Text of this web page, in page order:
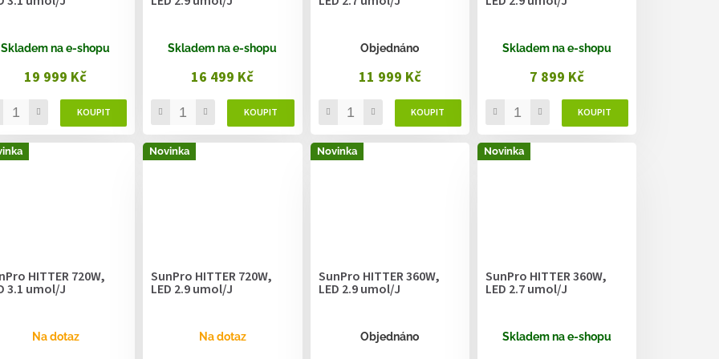
Skladem na e-shopu
19 999 Kč
Skladem na e-shopu
16 499 Kč
Objednáno
11 999 Kč
Skladem na e-shopu
7 899 Kč
HITTER 720W,
3.1 umol/J
Na dotaz
Novinka
SunPro HITTER 720W,
LED 2.9 umol/J
Na dotaz
Novinka
SunPro HITTER 360W,
LED 2.9 umol/J
Objednáno
Novinka
SunPro HITTER 360W,
LED 2.7 umol/J
Skladem na e-shopu